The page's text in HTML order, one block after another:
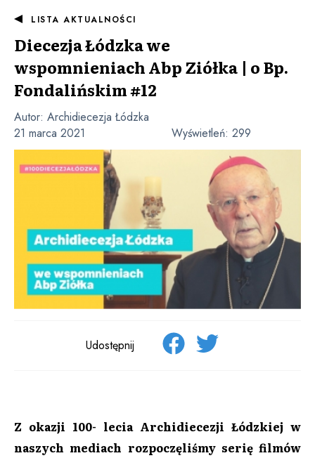
LISTA AKTUALNOŚCI
Diecezja Łódzka we
wspomnieniach Abp Ziółka | o Bp.
Fondalińskim #12
Autor: Archidiecezja Łódzka
21 marca 2021
Wyświetleń: 299
Udostępnij
Z okazji 100- lecia Archidiecezji Łódzkiej w
naszych mediach rozpoczęliśmy serię filmów